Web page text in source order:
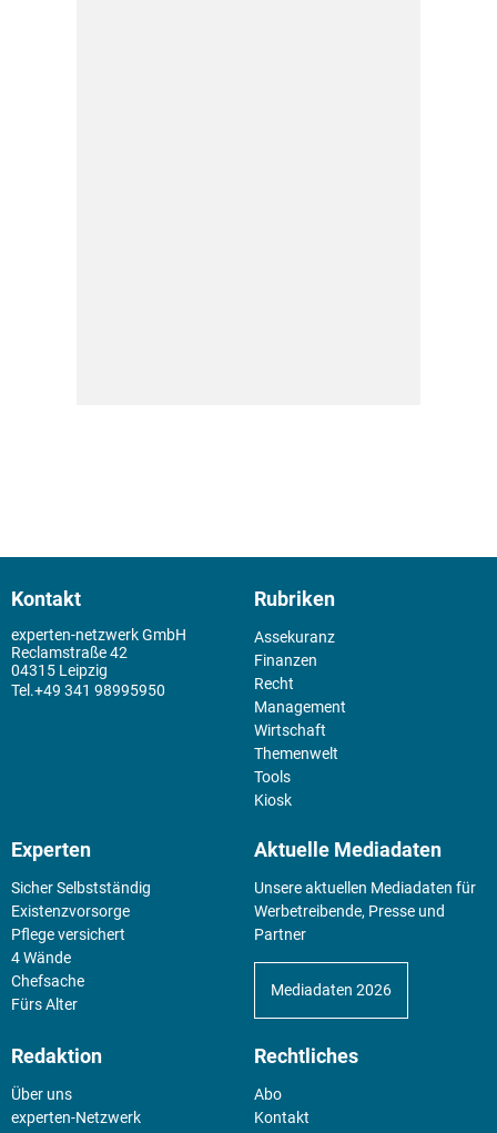
Kontakt
experten-netzwerk GmbH
Reclamstraße 42
04315 Leipzig
+49 341 98995950
Rubriken
Assekuranz
Finanzen
Recht
Management
Wirtschaft
Themenwelt
Tools
Kiosk
Experten
Sicher Selbstständig
Existenz­vorsorge
Pflege versichert
4 Wände
Chefsache
Fürs Alter
Aktuelle Mediadaten
Unsere aktuellen Mediadaten für
Werbetreibende, Presse und
Partner
Mediadaten 2026
Redaktion
Über uns
experten-Netzwerk
Rechtliches
Abo
Kontakt